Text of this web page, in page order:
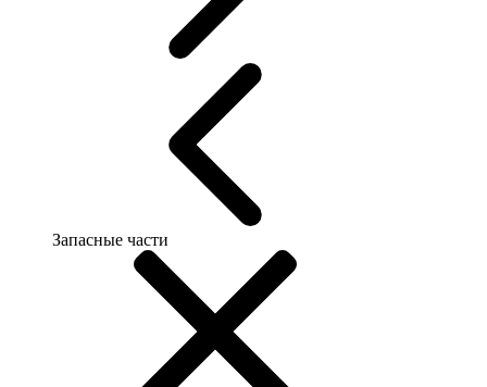
Запасные части